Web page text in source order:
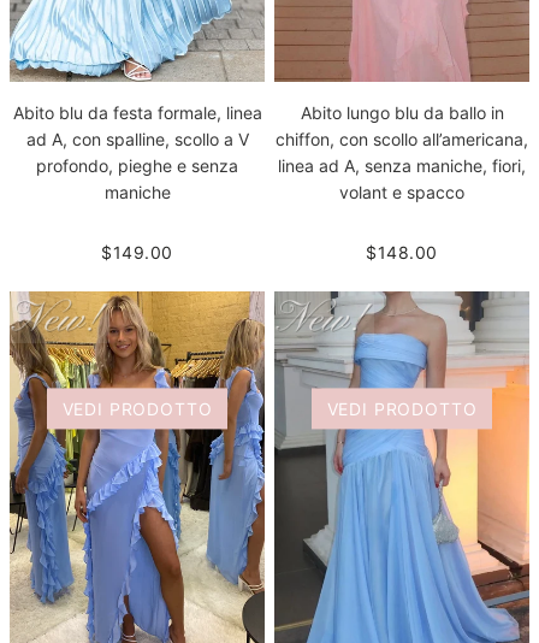
Abito blu da festa formale, linea
ad A, con spalline, scollo a V
profondo, pieghe e senza
maniche
$149.00
Abito lungo blu da ballo in
chiffon, con scollo all’americana,
linea ad A, senza maniche, fiori,
volant e spacco
$148.00
VEDI PRODOTTO VEDI PRODOTTO